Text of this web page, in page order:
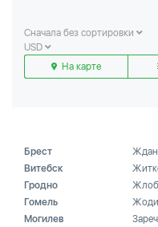
Сначала без сортировки
USD
На карте
Брест
Витебск
Гродно
Гомель
Могилев